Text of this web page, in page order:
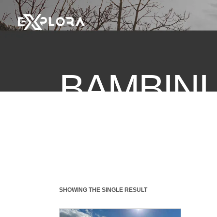
BAMBINI
SHOWING THE SINGLE RESULT